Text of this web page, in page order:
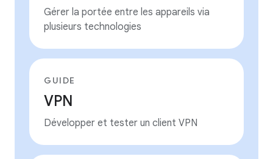
Gérer la portée entre les appareils via
plusieurs technologies
GUIDE
VPN
Développer et tester un client VPN